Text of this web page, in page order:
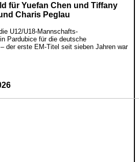
für Yuefan Chen und Tiffany
Charis Peglau
U12/U18-Mannschafts-
Pardubice für die deutsche
der erste EM-Titel seit sieben Jahren war